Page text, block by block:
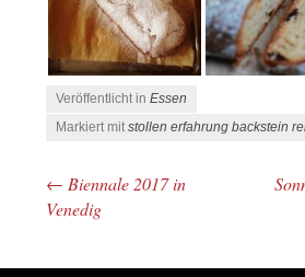
Veröffentlicht inEssen
Markiert mitstollen erfahrung backstein
Beitrags-Navigation
← Biennale 2017 in
Venedig